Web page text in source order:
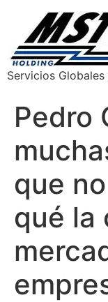
Servicios
Pedro
que
qué la